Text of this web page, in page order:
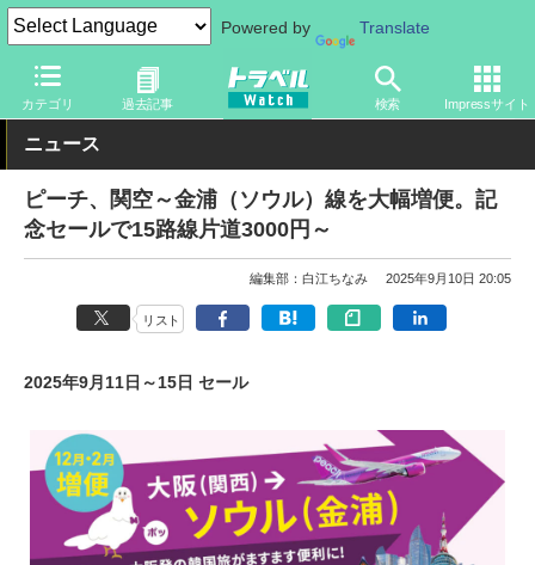
Powered by Translate
カテゴリ 過去記事 検索 Impressサイト
トラベル Watch 企業・政府・官庁 国内エアライン ピーチ
ニュース
ピーチ、関空～金浦（ソウル）線を大幅増便。記
念セールで15路線片道3000円～
編集部：白江ちなみ 2025年9月10日 20:05
リスト
2025年9月11日～15日 セール